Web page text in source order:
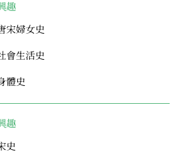
趣
宋婦女史
會生活史
體史
趣
史